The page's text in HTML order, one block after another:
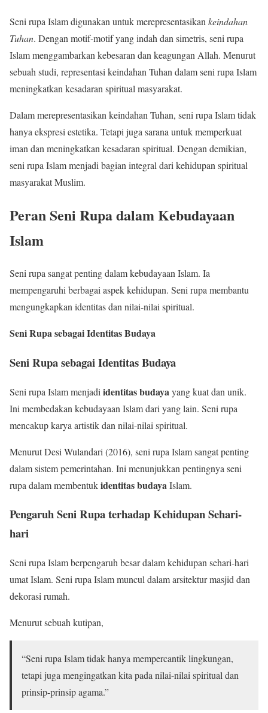
Seni rupa Islam digunakan untuk merepresentasikankeindahan
Tuhan. Dengan motif-motif yang indah dan simetris, seni rupa
Islam menggambarkan kebesaran dan keagungan Allah. Menurut
sebuah studi, representasi keindahan Tuhan dalam seni rupa Islam
meningkatkan kesadaran spiritual masyarakat.
Dalam merepresentasikan keindahan Tuhan, seni rupa Islam tidak
hanya ekspresi estetika. Tetapi juga sarana untuk memperkuat
iman dan meningkatkan kesadaran spiritual. Dengan demikian,
seni rupa Islam menjadi bagian integral dari kehidupan spiritual
masyarakat Muslim.
Peran Seni Rupa dalam Kebudayaan
Islam
Seni rupa sangat penting dalam kebudayaan Islam. Ia
mempengaruhi berbagai aspek kehidupan. Seni rupa membantu
mengungkapkan identitas dan nilai-nilai spiritual.
Seni Rupa sebagai Identitas Budaya
Seni Rupa sebagai Identitas Budaya
Seni rupa Islam menjadi identitas budayayang kuat dan unik.
Ini membedakan kebudayaan Islam dari yang lain. Seni rupa
mencakup karya artistik dan nilai-nilai spiritual.
Menurut Desi Wulandari (2016), seni rupa Islam sangat penting
dalam sistem pemerintahan. Ini menunjukkan pentingnya seni
rupa dalam membentukidentitas budayaIslam.
Pengaruh Seni Rupa terhadap Kehidupan Sehari-
hari
Seni rupa Islam berpengaruh besar dalam kehidupan sehari-hari
umat Islam. Seni rupa Islam muncul dalam arsitektur masjid dan
dekorasi rumah.
Menurut sebuah kutipan,
“Seni rupa Islam tidak hanya mempercantik lingkungan,
tetapi juga mengingatkan kita pada nilai-nilai spiritual dan
prinsip-prinsip agama.”